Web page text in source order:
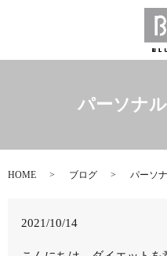
パーソナ
HOME ブログ パーソ
2021/10/14